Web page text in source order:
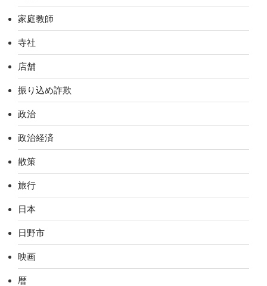
家庭教師
寺社
店舗
振り込め詐欺
政治
政治経済
散策
旅行
日本
日野市
映画
暦